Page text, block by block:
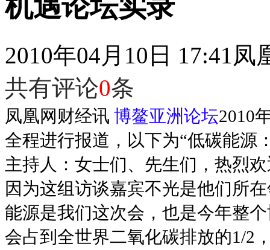
机遇论坛实录
2010年04月10日 17:41凤
共有评论0条
凤凰网财经讯 博鳌亚洲论坛2010
全程进行报道，以下为“低碳能源
主持人：女士们、先生们，热烈
因为这组访谈嘉宾不光是他们所
能源是我们这次会，也是今年整
会占到全世界二氧化碳排放的1/2